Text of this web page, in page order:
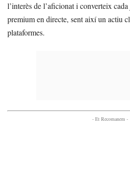
l’interès de l’aficionat i converteix
premium en directe, sent així un actiu
plataformes.
- Et Recomanem -